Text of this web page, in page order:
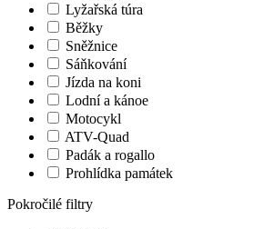
Lyžařská túra
Běžky
Sněžnice
Sáňkování
Jízda na koni
Lodní a kánoe
Motocykl
ATV-Quad
Padák a rogallo
Prohlídka památek
Pokročilé filtry